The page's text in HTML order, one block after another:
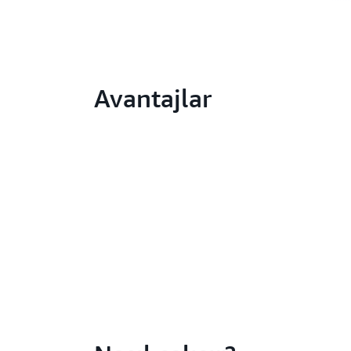
Avantajlar